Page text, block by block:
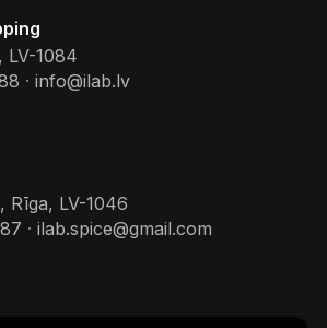
LV-1084
· info@ilab.lv
Rīga, LV-1046
· ilab.spice@gmail.com